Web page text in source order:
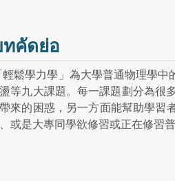
คัดย่อ
輕鬆學力學」為大學普通物理學
等九大課題。每一課題劃分為很
來的困惑，另一方面能幫助學習
或是大專同學欲修習或正在修習